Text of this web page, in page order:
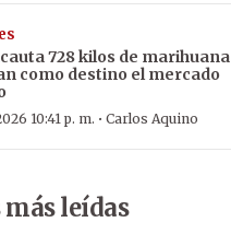
728 kilos de marihuana
como destino el mercado
10:41 p. m. · Carlos Aquino
leídas